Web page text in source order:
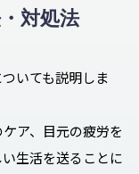
対処法
いても説明しま
ア、目元の疲労を
生活を送ることに